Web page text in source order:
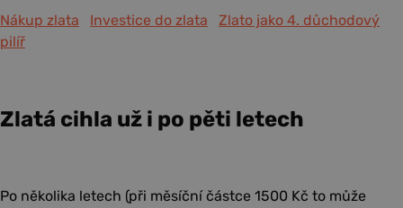
Nákup zlata Investice do zlata
Zlato jako 4. důchodový
pilíř
Zlatá cihla už i po pěti letech
Po několika letech (při měsíční částce 1500 Kč to může